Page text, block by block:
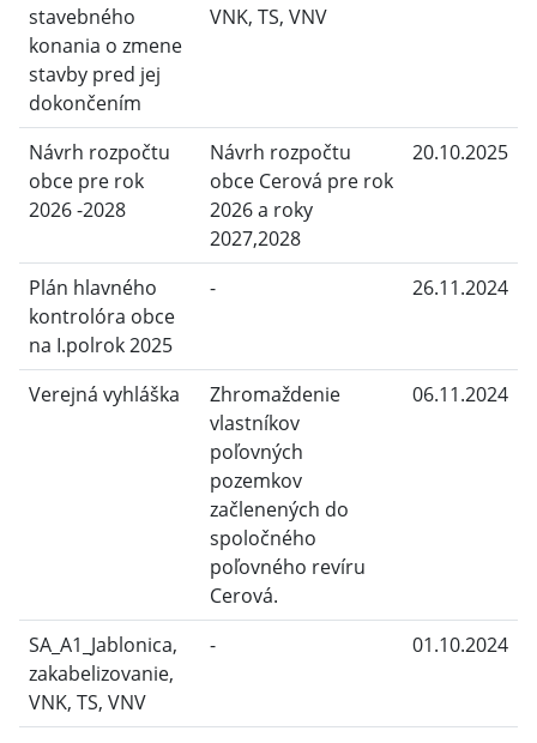
stavebného
konania o zmene
stavby pred jej
dokončením
VNK, TS, VNV
Návrh rozpočtu
obce pre rok
2026 -2028
Návrh rozpočtu
obce Cerová pre rok
2026 a roky
2027,2028
20.10.2025
Plán hlavného
kontrolóra obce
na I.polrok 2025
- 26.11.2024
Verejná vyhláška
Zhromaždenie
vlastníkov
poľovných
pozemkov
začlenených do
spoločného
poľovného revíru
Cerová.
06.11.2024
SA_A1_Jablonica,
zakabelizovanie,
VNK, TS, VNV
- 01.10.2024